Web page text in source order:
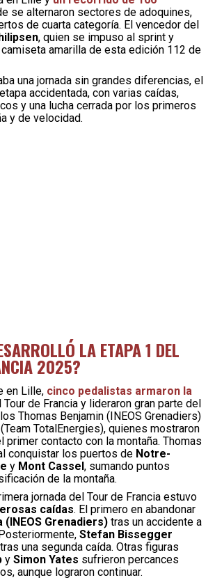
se alternaron sectores de adoquines,
de cuarta categoría. El vencedor del
, quien se impuso al sprint y
amarilla de esta edición 112 de
una jornada sin grandes diferencias, el
accidentada, con varias caídas,
y una lucha cerrada por los primeros
y de velocidad.
LA ETAPA 1 DEL
2025?
en Lille, cinco pedalistas armaron la
Tour de Francia y lideraron gran parte del
Thomas Benjamin (INEOS Grenadiers)
TotalEnergies), quienes mostraron
primer contacto con la montaña. Thomas
conquistar los puertos de Notre-
y Mont Cassel , sumando puntos
de la montaña.
jornada del Tour de Francia estuvo
caídas. El primero en abandonar
(INEOS Grenadiers) tras un accidente a
Stefan Bissegger
una segunda caída. Otras figuras
y Simon Yates sufrieron percances
aunque lograron continuar.